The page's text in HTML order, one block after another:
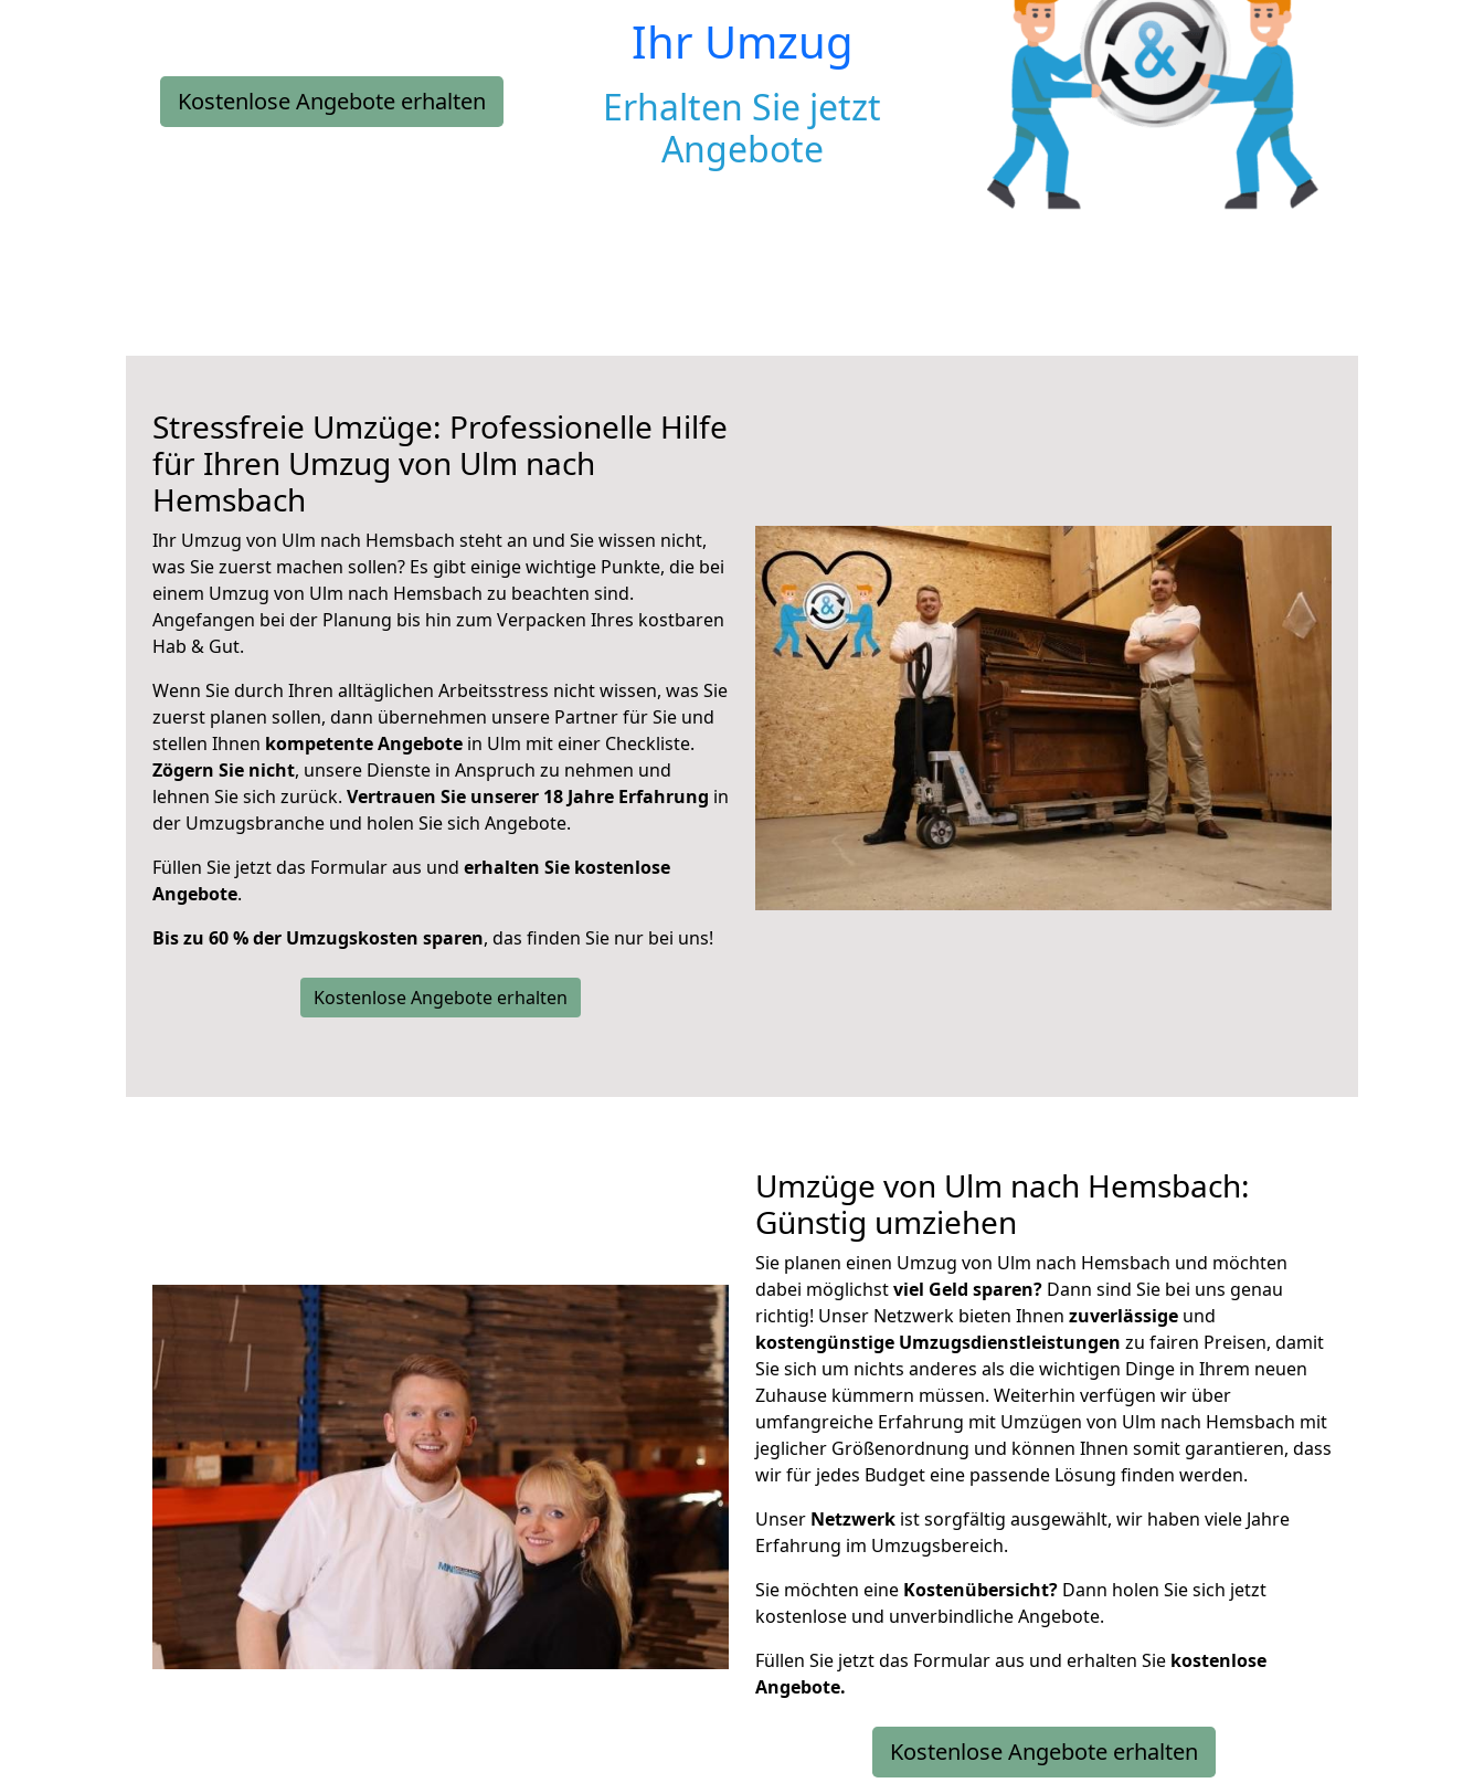
Kostenlose Angebote erhalten
Ihr Umzug
Erhalten Sie jetzt
Angebote
Stressfreie Umzüge: Professionelle Hilfe
für Ihren Umzug von Ulm nach
Hemsbach
Ihr Umzug von Ulm nach Hemsbach steht an und Sie wissen nicht,
was Sie zuerst machen sollen? Es gibt einige wichtige Punkte, die bei
einem Umzug von Ulm nach Hemsbach zu beachten sind.
Angefangen bei der Planung bis hin zum Verpacken Ihres kostbaren
Hab & Gut.
Wenn Sie durch Ihren alltäglichen Arbeitsstress nicht wissen, was Sie
zuerst planen sollen, dann übernehmen unsere Partner für Sie und
stellen Ihnen kompetente Angebote in Ulm mit einer Checkliste.
Zögern Sie nicht, unsere Dienste in Anspruch zu nehmen und
lehnen Sie sich zurück. Vertrauen Sie unserer 18 Jahre Erfahrung in
der Umzugsbranche und holen Sie sich Angebote.
Füllen Sie jetzt das Formular aus und erhalten Sie kostenlose
Angebote.
Bis zu 60 % der Umzugskosten sparen, das finden Sie nur bei uns!
Kostenlose Angebote erhalten
Umzüge von Ulm nach Hemsbach:
Günstig umziehen
Sie planen einen Umzug von Ulm nach Hemsbach und möchten
dabei möglichstviel Geld sparen? Dann sind Sie bei uns genau
richtig! Unser Netzwerk bieten Ihnen zuverlässige und
kostengünstige Umzugsdienstleistungen zu fairen Preisen, damit
Sie sich um nichts anderes als die wichtigen Dinge in Ihrem neuen
Zuhause kümmern müssen. Weiterhin verfügen wir über
umfangreiche Erfahrung mit Umzügen von Ulm nach Hemsbach mit
jeglicher Größenordnung und können Ihnen somit garantieren, dass
wir für jedes Budget eine passende Lösung finden werden.
Unser Netzwerk ist sorgfältig ausgewählt, wir haben viele Jahre
Erfahrung im Umzugsbereich.
Sie möchten eine Kostenübersicht? Dann holen Sie sich jetzt
kostenlose und unverbindliche Angebote.
Füllen Sie jetzt das Formular aus und erhalten Sie kostenlose
Angebote.
Kostenlose Angebote erhalten